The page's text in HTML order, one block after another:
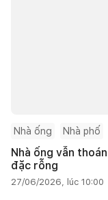
Nhà ống Nhà phố
Nhà ống vẫn
đặc rỗng
27/06/2026, lúc 10:00